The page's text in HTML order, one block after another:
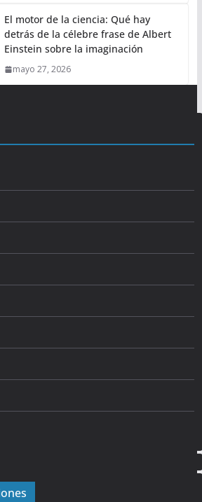
El motor de la ciencia: Qué hay
detrás de la célebre frase de Albert
Einstein sobre la imaginación
mayo 27, 2026